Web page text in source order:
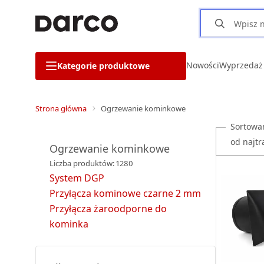
Kategorie produktowe NowościWyprzedaż
Strona główna Ogrzewanie kominkowe
Ogrzewanie kominkowe
Liczba produktów: 1280
System DGP
Przyłącza kominowe czarne 2 mm
Przyłącza żaroodporne do
kominka